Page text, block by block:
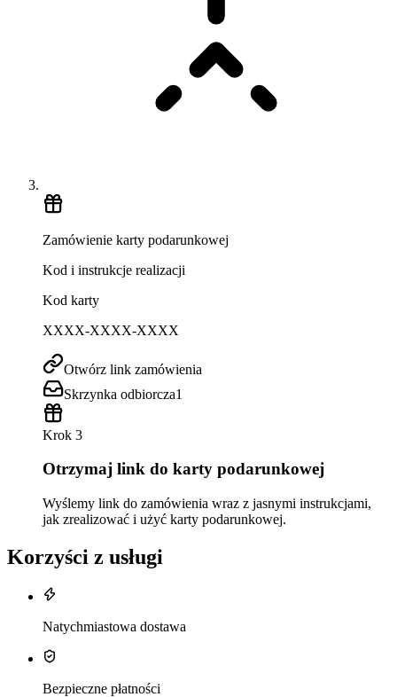
Zamówienie karty podarunkowej
Kod i instrukcje realizacji
Kod karty
XXXX-XXXX-XXXX
Otwórz link zamówienia
Skrzynka odbiorcza1
Krok 3
Otrzymaj link do karty podarunkowej
Wyślemy link do zamówienia wraz z jasnymi instrukcjami,
jak zrealizować i użyć karty podarunkowej.
Korzyści z usługi
Natychmiastowa dostawa
Bezpieczne płatności